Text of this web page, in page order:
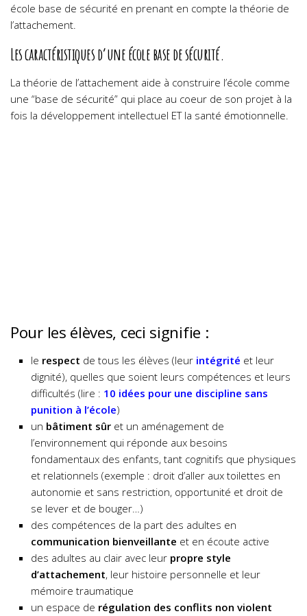
école base de sécurité en prenant en compte la théorie de
l’attachement.
Les caractéristiques d’une école base de sécurité.
La théorie de l’attachement aide à construire l’école comme
une “base de sécurité” qui place au coeur de son projet à la
fois la développement intellectuel ET la santé émotionnelle.
Pour les élèves, ceci signifie :
le respect de tous les élèves (leur intégrité et leur
dignité), quelles que soient leurs compétences et leurs
difficultés (lire : 10 idées pour une discipline sans
punition à l’école)
un bâtiment sûr et un aménagement de
l’environnement qui réponde aux besoins
fondamentaux des enfants, tant cognitifs que physiques
et relationnels (exemple : droit d’aller aux toilettes en
autonomie et sans restriction, opportunité et droit de
se lever et de bouger…)
des compétences de la part des adultes en
communication bienveillante et en écoute active
des adultes au clair avec leur propre style
d’attachement, leur histoire personnelle et leur
mémoire traumatique
un espace de régulation des conflits non violent